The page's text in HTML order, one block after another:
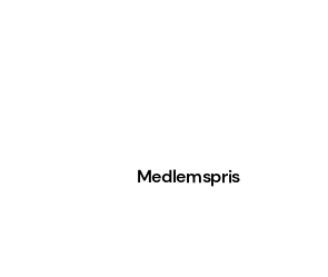
Medlemspris